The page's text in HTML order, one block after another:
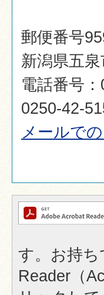
郵便番号
新潟県五
電話番号
0250-42-
メールで
す。お持ち
Reader（